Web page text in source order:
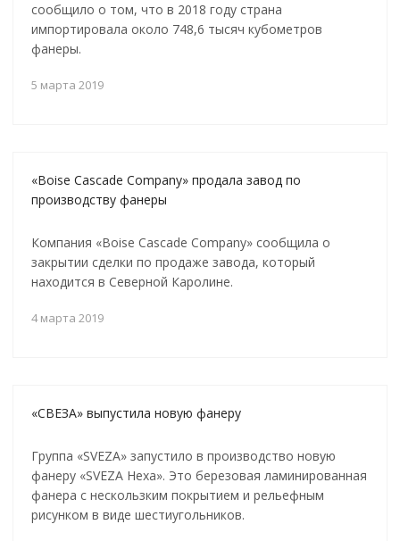
сообщило о том, что в 2018 году страна
импортировала около 748,6 тысяч кубометров
фанеры.
5 марта 2019
«Boise Cascade Company» продала завод по
производству фанеры
Компания «Boise Cascade Company» сообщила о
закрытии сделки по продаже завода, который
находится в Северной Каролине.
4 марта 2019
«СВЕЗА» выпустила новую фанеру
Группа «SVEZA» запустило в производство новую
фанеру «SVEZA Hexa». Это березовая ламинированная
фанера с нескользким покрытием и рельефным
рисунком в виде шестиугольников.